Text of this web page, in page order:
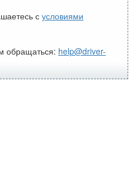
с условиями
обращаться: help@driver-